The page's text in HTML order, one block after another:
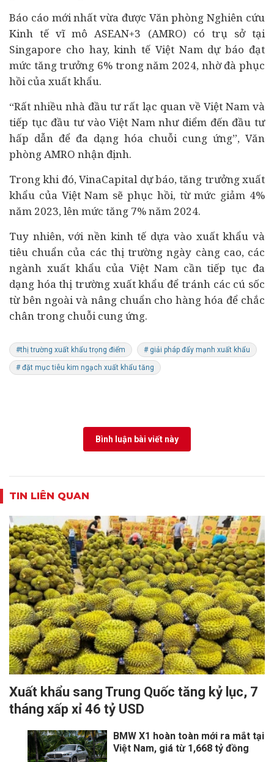
Báo cáo mới nhất vừa được Văn phòng Nghiên cứu
Kinh tế vĩ mô ASEAN+3 (AMRO) có trụ sở tại
Singapore cho hay, kinh tế Việt Nam dự báo đạt
mức tăng trưởng 6% trong năm 2024, nhờ đà phục
hồi của xuất khẩu.
“Rất nhiều nhà đầu tư rất lạc quan về Việt Nam và
tiếp tục đầu tư vào Việt Nam như điểm đến đầu tư
hấp dẫn để đa dạng hóa chuỗi cung ứng”, Văn
phòng AMRO nhận định.
Trong khi đó, VinaCapital dự báo, tăng trưởng xuất
khẩu của Việt Nam sẽ phục hồi, từ mức giảm 4%
năm 2023, lên mức tăng 7% năm 2024.
Tuy nhiên, với nền kinh tế dựa vào xuất khẩu và
tiêu chuẩn của các thị trường ngày càng cao, các
ngành xuất khẩu của Việt Nam cần tiếp tục đa
dạng hóa thị trường xuất khẩu để tránh các cú sốc
từ bên ngoài và nâng chuẩn cho hàng hóa để chắc
chân trong chuỗi cung ứng.
#thị trường xuất khẩu trọng điểm # giải pháp đẩy mạnh xuất khẩu
# đặt mục tiêu kim ngạch xuất khẩu tăng
Bình luận bài viết này
TIN LIÊN QUAN
Xuất khẩu sang Trung Quốc tăng kỷ lục, 7
tháng xấp xỉ 46 tỷ USD
BMW X1 hoàn toàn mới ra mắt tại
Việt Nam, giá từ 1,668 tỷ đồng